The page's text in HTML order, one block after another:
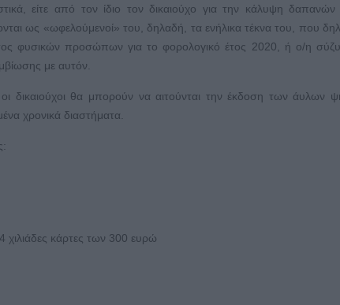
είτε από τον ίδιο τον δικαιούχο για την κάλυψη δαπανών
ως «ωφελούμενοί» του, δηλαδή, τα ενήλικα τέκνα του, που
φυσικών προσώπων για το φορολογικό έτος 2020, ή ο/η
με αυτόν.
δικαιούχοι θα μπορούν να αιτούνται την έκδοση των άυλων
χρονικά διαστήματα.
κάρτες των 300 ευρώ